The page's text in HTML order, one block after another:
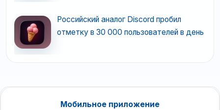
Российский аналог Discord пробил
отметку в 30 000 пользователей в день
Мобильное приложение